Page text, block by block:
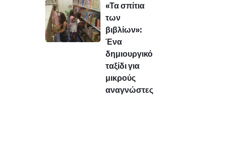
«Τα σπίτια
των
βιβλίων»:
Ένα
δημιουργικό
ταξίδι για
μικρούς
αναγνώστες